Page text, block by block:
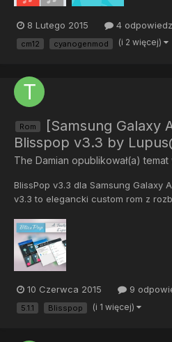
8 Lutego 2015 4
cm12 cyanogenmod (i 2 więcej)
Rom
[Samsung Galaxy
Blisspop v3.3 by
The Damian opublikował(a) temat
BlissPop v3.3 dla Samsung Galaxy
v3.3 to elegancki custom rom z
ustały, lecz nadal możemy
Znane bugi: -Nie działa
10 Czerwca 2015 9
5.1.1 Blisspop (i 1 więcej)